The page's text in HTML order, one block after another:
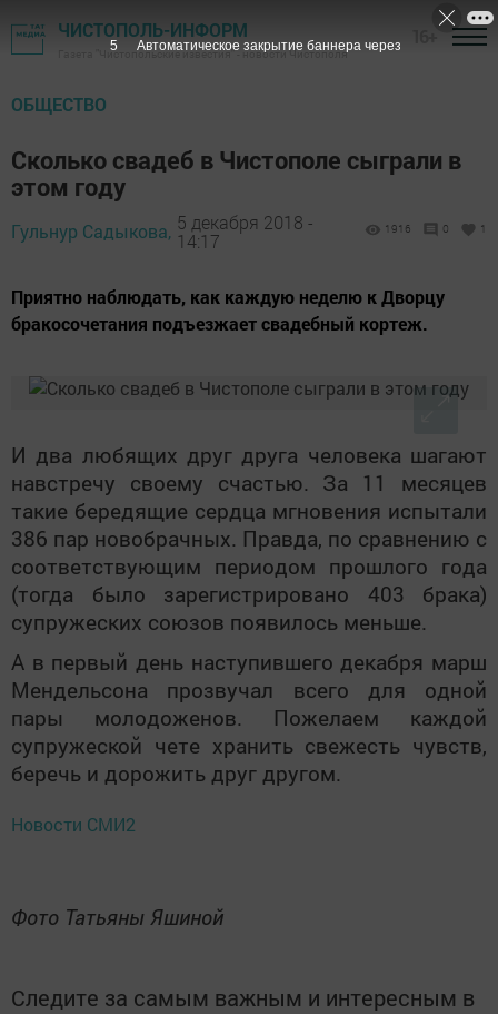
ЧИСТОПОЛЬ-ИНФОРМ
Газета "Чистопольские известия" - новости Чистополя
ОБЩЕСТВО
Сколько свадеб в Чистополе сыграли в
этом году
Гульнур Садыкова, 5 декабря 2018 -
14:17
1916 0 1
Приятно наблюдать, как каждую неделю к Дворцу
бракосочетания подъезжает свадебный кортеж.
И два любящих друг друга человека шагают
навстречу своему счастью. За 11 месяцев
такие бередящие сердца мгновения испытали
386 пар новобрачных. Правда, по сравнению с
соответствующим периодом прошлого года
(тогда было зарегистрировано 403 брака)
супружеских союзов появилось меньше.
А в первый день наступившего декабря марш
Мендельсона прозвучал всего для одной
пары молодоженов. Пожелаем каждой
супружеской чете хранить свежесть чувств,
беречь и дорожить друг другом.
Новости СМИ2
Фото Татьяны Яшиной
Следите за самым важным и интересным в
4 Автоматическое закрытие баннера через